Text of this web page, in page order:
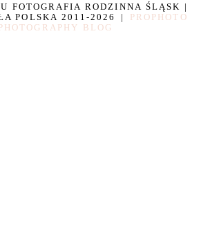
FOTOGRAFIA RODZINNA ŚLĄSK |
POLSKA 2011-2026
|
PROPHOTO
BLOG